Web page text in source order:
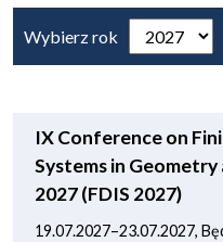
Wybierz rok
IX Conference on
Systems in
2027 (FDIS 2027)
19.07.2027–23.07.2027,